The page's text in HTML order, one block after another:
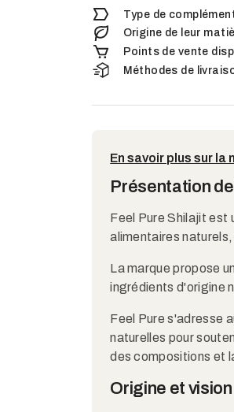
Type de
Origine de leur
Points de vente
Méthodes de
En savoir plus sur la
Présentation
Feel Pure Shilajit est
alimentaires
La marque propose
ingrédients d'origine
Feel Pure s'adresse
naturelles pour
des compositions et
Origine et vision